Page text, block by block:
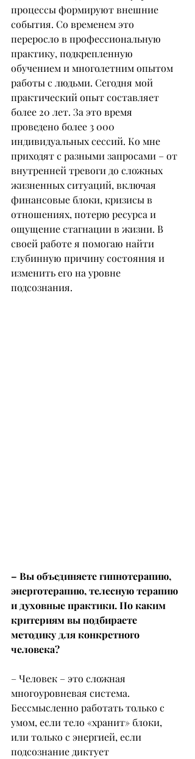
процессы формируют внешние
события. Со временем это
переросло в профессиональную
практику, подкрепленную
обучением и многолетним опытом
работы с людьми. Сегодня мой
практический опыт составляет
более 20 лет. За это время
проведено более 3 000
индивидуальных сессий. Ко мне
приходят с разными запросами – от
внутренней тревоги до сложных
жизненных ситуаций, включая
финансовые блоки, кризисы в
отношениях, потерю ресурса и
ощущение стагнации в жизни. В
своей работе я помогаю найти
глубинную причину состояния и
изменить его на уровне
подсознания.
– Вы объединяете гипнотерапию,
энерготерапию, телесную терапию
и духовные практики. По каким
критериям вы подбираете
методику для конкретного
человека?
– Человек – это сложная
многоуровневая система.
Бессмысленно работать только с
умом, если тело «хранит» блоки,
или только с энергией, если
подсознание диктует